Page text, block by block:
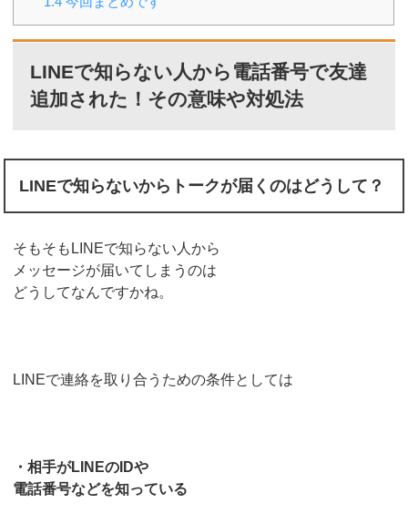
LINEで知らない人から電話番号で友達
追加された！その意味や対処法
LINEで知らないからトークが届くのはどうして？
そもそもLINEで知らない人から
メッセージが届いてしまうのは
どうしてなんですかね。
LINEで連絡を取り合うための条件としては
・相手がLINEのIDや
電話番号などを知っている